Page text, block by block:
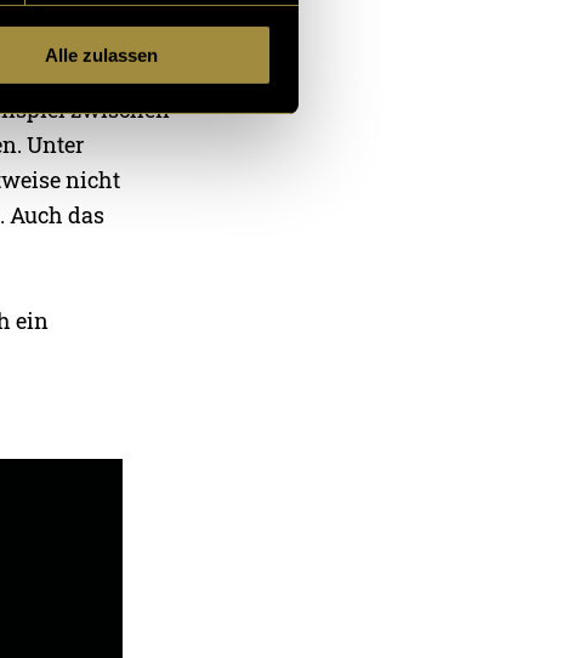
Alle zulassen
zwischen
Unter
nicht
Auch das
ein